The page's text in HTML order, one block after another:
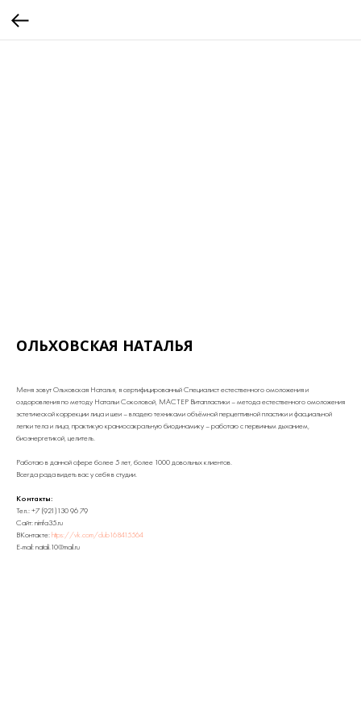
ОЛЬХОВСКАЯ НАТАЛЬЯ
Меня зовут Ольховская Наталья, я сертифицированный Специалист естественного омоложения и
оздоровления по методу Натальи Соколовой, МАСТЕР Витапластики – метода естественного омоложения
эстетической коррекции лица и шеи – владею техниками объёмной перцептивной пластики и фасциальной
лепки тела и лица, практикую краниосакральную биодинамику – работаю с первичным дыханием,
биоэнергетикой, целитель.
Работаю в данной сфере более 5 лет, более 1000 довольных клиентов.
Всегда рада видеть вас у себя в студии.
Контакты:
Тел.: +7 (921)130 96 79
Сайт: nimfa35.ru
ВКонтакте:https://vk.com/club168415564
E-mail: natali.10@mail.ru